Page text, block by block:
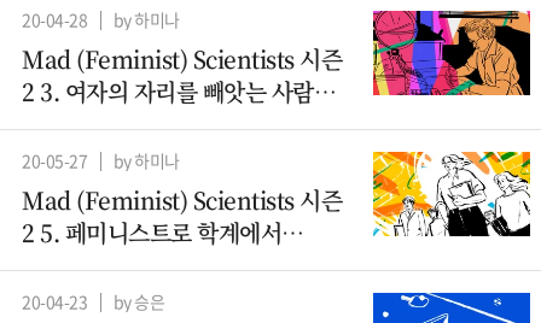
20-04-28 by 하미나
Mad (Feminist) Scientists 시즌
2 3. 여자의 자리를 빼앗는 사람들 -
컴퓨터과학(1)
20-05-27 by 하미나
Mad (Feminist) Scientists 시즌
2 5. 페미니스트로 학계에서
살아남기
20-04-23 by 승은